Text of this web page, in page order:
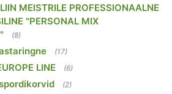
MEISTRILE PROFESSIONAALNE
"PERSONAL MIX
(8)
(17)
LINE (6)
(2)